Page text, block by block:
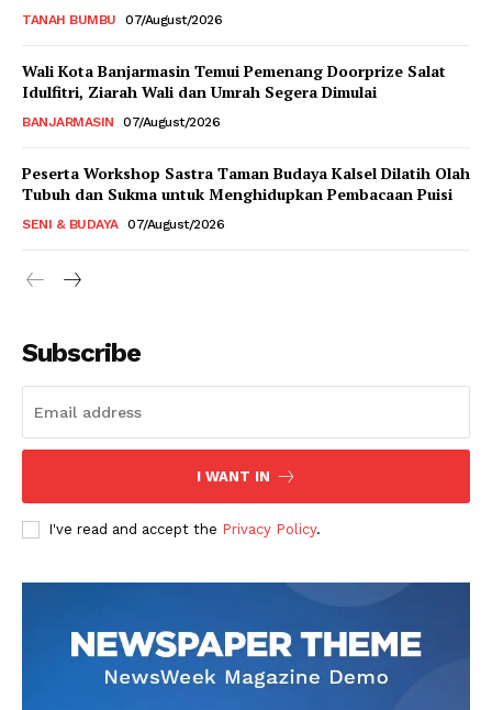
TANAH BUMBU 07/August/2026
Wali Kota Banjarmasin Temui Pemenang Doorprize Salat
Idulfitri, Ziarah Wali dan Umrah Segera Dimulai
BANJARMASIN 07/August/2026
Peserta Workshop Sastra Taman Budaya Kalsel Dilatih Olah
Tubuh dan Sukma untuk Menghidupkan Pembacaan Puisi
SENI & BUDAYA 07/August/2026
Subscribe
I WANT IN
I've read and accept the Privacy Policy.